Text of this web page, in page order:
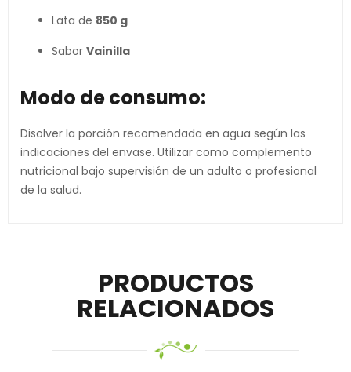
Lata de 850 g
Sabor Vainilla
Modo de consumo:
Disolver la porción recomendada en agua según las
indicaciones del envase. Utilizar como complemento
nutricional bajo supervisión de un adulto o profesional
de la salud.
PRODUCTOS
RELACIONADOS